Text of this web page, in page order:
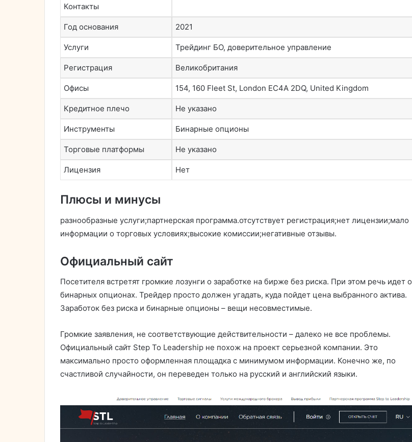
Контакты
Год основания 2021
Услуги Трейдинг БО, доверительное управление
Регистрация Великобритания
Офисы 154, 160 Fleet St, London EC4A 2DQ, United Kingdom
Кредитное плечо Не указано
Инструменты Бинарные опционы
Торговые платформы Не указано
Лицензия Нет
Плюсы и минусы
разнообразные услуги;партнерская программа.отсутствует регистрация;нет лицензии;мало
информации о торговых условиях;высокие комиссии;негативные отзывы.
Официальный сайт
Посетителя встретят громкие лозунги о заработке на бирже без риска. При этом речь идет о
бинарных опционах. Трейдер просто должен угадать, куда пойдет цена выбранного актива.
Заработок без риска и бинарные опционы – вещи несовместимые.
Громкие заявления, не соответствующие действительности – далеко не все проблемы.
Официальный сайт Step To Leadership не похож на проект серьезной компании. Это
максимально просто оформленная площадка с минимумом информации. Конечно же, по
счастливой случайности, он переведен только на русский и английский языки.